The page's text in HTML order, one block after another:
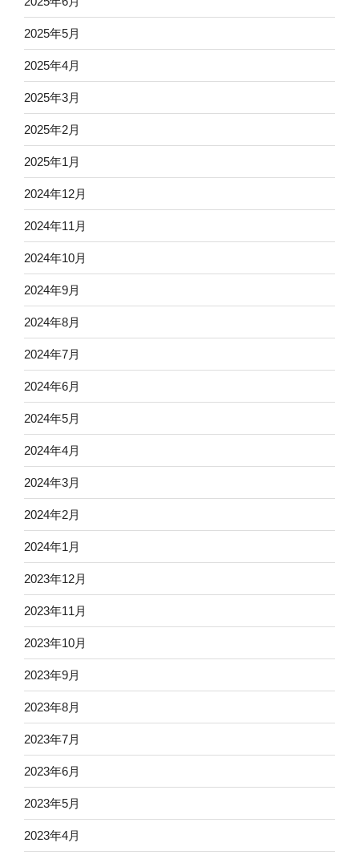
2025年5月
2025年4月
2025年3月
2025年2月
2025年1月
2024年12月
2024年11月
2024年10月
2024年9月
2024年8月
2024年7月
2024年6月
2024年5月
2024年4月
2024年3月
2024年2月
2024年1月
2023年12月
2023年11月
2023年10月
2023年9月
2023年8月
2023年7月
2023年6月
2023年5月
2023年4月